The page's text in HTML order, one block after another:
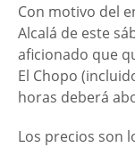
Con motivo del
Alcalá de este
aficionado que
El Chopo
horas deberá
Los precios son